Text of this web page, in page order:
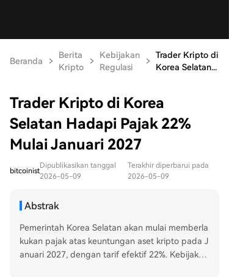
Beranda
Berita
Kripto
Kebijakan
Regulasi
Trader Kripto di
Korea Selatan...
Trader Kripto di Korea
Selatan Hadapi Pajak 22%
Mulai Januari 2027
bitcoinist
Dipublikasikan tanggal
2026-05-09
Terakhir diperbarui pada
2026-05-09
Abstrak
Pemerintah Korea Selatan akan mulai memberla
kukan pajak atas keuntungan aset kripto pada J
anuari 2027, dengan tarif efektif 22%. Kebijakan